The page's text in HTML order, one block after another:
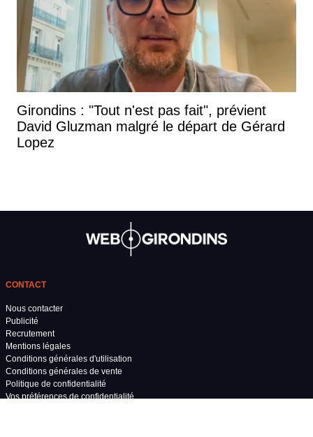
Girondins : "Tout n'est pas fait", prévient
David Gluzman malgré le départ de Gérard
Lopez
CONTACT
Nous contacter
Publicité
Recrutement
Mentions légales
Conditions générales d'utilisation
Conditions générales de vente
Politique de confidentialité
Vos préférences de confidentialité